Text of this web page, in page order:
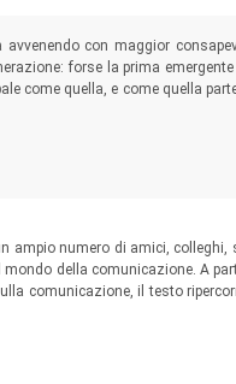
con maggior
forse la prima
come quella, e come quella
ampio numero di amici,
della comunicazione. A
comunicazione, il testo